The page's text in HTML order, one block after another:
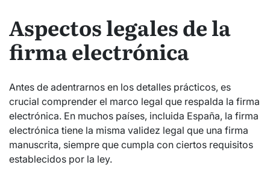
Aspectos legales de la
firma electrónica
Antes de adentrarnos en los detalles prácticos, es
crucial comprender el marco legal que respalda la firma
electrónica. En muchos países, incluida España, la firma
electrónica tiene la misma validez legal que una firma
manuscrita, siempre que cumpla con ciertos requisitos
establecidos por la ley.